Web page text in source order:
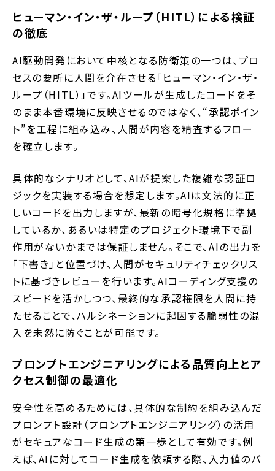
ヒューマン・イン・ザ・ループ（HITL）による検証
の徹底
AI駆動開発において中核となる防衛策の一つは、プロ
セスの要所に人間を介在させる「ヒューマン・イン・ザ・
ループ（HITL）」です。AIツールが生成したコードをそ
のまま本番環境に反映させるのではなく、“承認ポイン
ト”を工程に組み込み、人間が内容を精査するフロー
を確立します。
具体的なシナリオとして、AIが提案した複雑な認証ロ
ジックを実装する場合を想定します。AIは文法的に正
しいコードを出力しますが、最新の暗号化規格に準拠
しているか、あるいは特定のプロジェクト環境下で副
作用がないかまでは保証しません。そこで、AIの出力を
「下書き」と位置づけ、人間がセキュリティチェックリス
トに基づきレビューを行います。AIコーディング支援の
スピードを活かしつつ、最終的な承認権限を人間に持
たせることで、ハルシネーションに起因する脆弱性の混
入を未然に防ぐことが可能です。
プロンプトエンジニアリングによる品質向上とア
クセス制御の最適化
安全性を高めるためには、具体的な制約を組み込んだ
プロンプト設計（プロンプトエンジニアリング）の活用
がセキュアなコード生成の第一歩として有効です。例
えば、AIに対してコード生成を依頼する際、入力値のバ